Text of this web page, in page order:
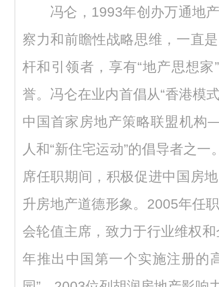
冯仑，1993年创办万通地
察力和前瞻性战略思维，一直
杆和引领者，享有“地产思想家
誉。冯仑在业内首倡从“香港模
中国首家房地产策略联盟机构
人和“新住宅运动”的倡导者之一
席任职期间，积极促进中国房
升房地产道德形象。2005年任
会轮值主席，致力于行业维权
年推出中国第一个实施注册的